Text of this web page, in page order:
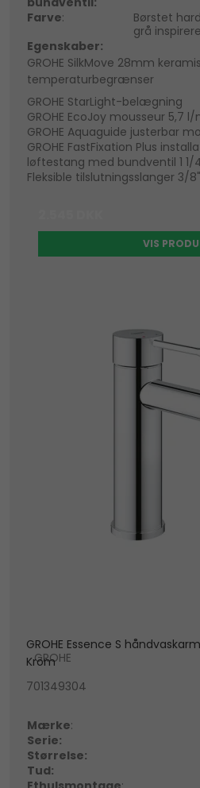
Farve:
Børstet
grå
Egenskaber:
GROHE SilkMove 28mm
temperaturbegrænser
GROHE StarLight-belægning
GROHE EcoJoy mousseur 5,7 l/
GROHE Aquaguide justerbar
GROHE FastFixation Plus
løftestang med bundventil 1 1/
Fleksible tilslutningsslanger 3/8"
VIS
GROHE Essence S
Krom
GROHE
701349304
Mærke:
Serie:
Størrelse:
Tud: